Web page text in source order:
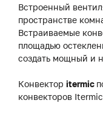
Встроенный
пространстве
Встраиваемые
площадью
создать мощный и
Конвектор itermic
конвекторов